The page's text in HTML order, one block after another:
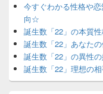
今すぐわかる性格や
向☆
誕生数「22」の本質
誕生数「22」あなた
誕生数「22」の異性
誕生数「22」理想の